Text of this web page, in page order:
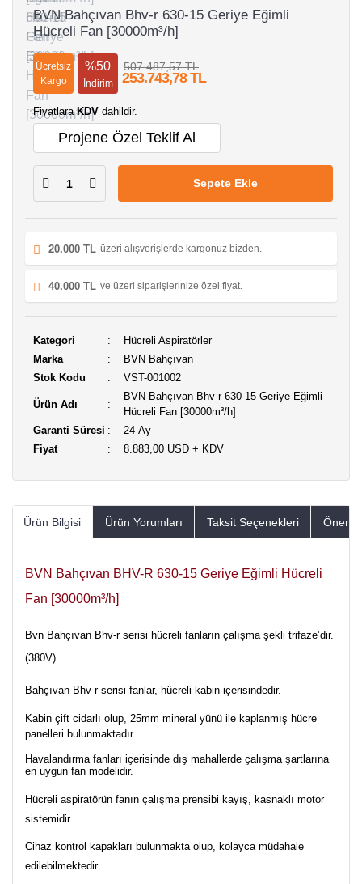
BVN Bahçıvan Bhv-r 630-15 Geriye Eğimli
Hücreli Fan [30000m³/h]
Ücretsiz
Kargo
%50
İndirim
507.487,57 TL
253.743,78 TL
FiyatlaraKDV dahildir.
Projene Özel Teklif Al
Sepete Ekle
20.000 TL üzeri alışverişlerde kargonuz bizden.
40.000 TL ve üzeri siparişlerinize özel fiyat.
Kategori
Hücreli Aspiratörler
Marka
BVN Bahçıvan
Stok Kodu
VST-001002
Ürün Adı
BVN Bahçıvan Bhv-r 630-15 Geriye Eğimli
Hücreli Fan [30000m³/h]
Garanti Süresi
24 Ay
Fiyat
8.883,00 USD + KDV
Ürün Bilgisi Ürün Yorumları Taksit Seçenekleri
BVN Bahçıvan BHV-R 630-15 Geriye Eğimli Hücreli
Fan [30000m³/h]
Bvn Bahçıvan Bhv-r serisi hücreli fanların çalışma şekli trifaze’dir.
(380V)
Bahçıvan Bhv-r serisi fanlar, hücreli kabin içerisindedir.
Kabin çift cidarlı olup, 25mm mineral yünü ile kaplanmış hücre
panelleri bulunmaktadır.
Havalandırma fanları içerisinde dış mahallerde çalışma şartlarına
en uygun fan modelidir.
Hücreli aspiratörün fanın çalışma prensibi kayış, kasnaklı motor
sistemidir.
Cihaz kontrol kapakları bulunmakta olup, kolayca müdahale
edilebilmektedir.